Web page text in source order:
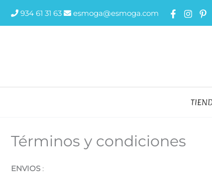
934 61 31 63 esmoga@esmoga.com
Términos y condiciones
ENVIOS :